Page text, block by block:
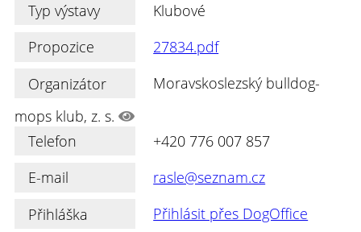
Typ výstavy
Klubové
Propozice
27834.pdf
Organizátor
Moravskoslezský bulldog-
mops klub, z. s.
Telefon
+420 776 007 857
E-mail
rasle@seznam.cz
Přihláška
Přihlásit přes DogOffice